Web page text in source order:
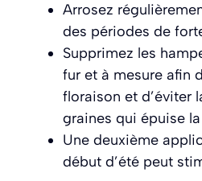
Arrosez
des périodes de
Supprimez les
fur et à mesure afin
floraison et d’éviter
graines qui épuise
Une deuxième
début d’été peut